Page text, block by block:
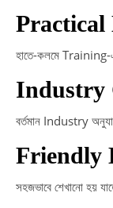
Practical
হাতে-কলমে Training-
Industry
বর্তমান Industry
Friendly
সহজভাবে শেখানো হয়